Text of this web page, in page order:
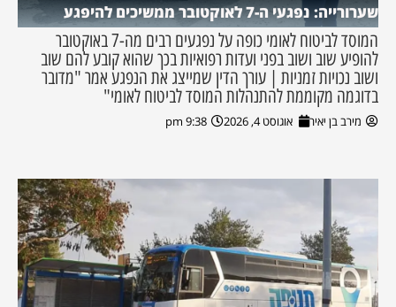
שערורייה: נפגעי ה-7 לאוקטובר ממשיכים להיפגע
המוסד לביטוח לאומי כופה על נפגעים רבים מה-7 באוקטובר
להופיע שוב ושוב בפני ועדות רפואיות בכך שהוא קובע להם שוב
ושוב נכויות זמניות | עורך הדין שמייצג את הנפגע אמר "מדובר
בדוגמה מקוממת להתנהלות המוסד לביטוח לאומי"
מירב בן יאיר אוגוסט 4, 2026 9:38 pm